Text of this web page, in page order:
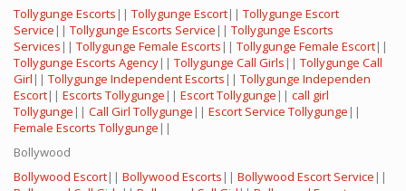
Tollygunge Escorts || Tollygunge Escort|| Tollygunge Escort
Service || Tollygunge Escorts Service || Tollygunge Escorts
Services || Tollygunge Female Escorts || Tollygunge Female Escort||
Tollygunge Escorts Agency|| Tollygunge Call Girls || Tollygunge Call
Girl || Tollygunge Independent Escorts || Tollygunge Independen
Escort|| Escorts Tollygunge || Escort Tollygunge || call girl
Tollygunge || Call Girl Tollygunge || Escort Service Tollygunge ||
Female Escorts Tollygunge ||
Bollywood
Bollywood Escort|| Bollywood Escorts || Bollywood Escort Service ||